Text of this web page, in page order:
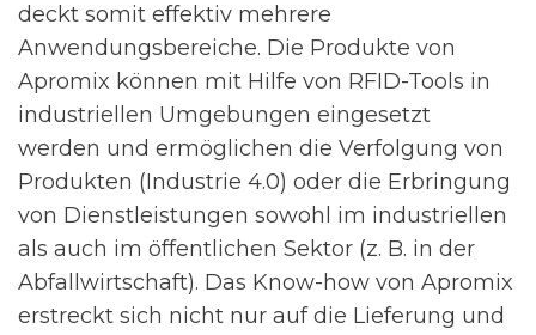
deckt somit effektiv mehrere
Anwendungsbereiche. Die Produkte von
Apromix können mit Hilfe von RFID-Tools in
industriellen Umgebungen eingesetzt
werden und ermöglichen die Verfolgung von
Produkten (Industrie 4.0) oder die Erbringung
von Dienstleistungen sowohl im industriellen
als auch im öffentlichen Sektor (z. B. in der
Abfallwirtschaft). Das Know-how von Apromix
erstreckt sich nicht nur auf die Lieferung und